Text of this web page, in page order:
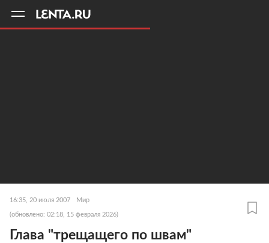
16:35, 20 июля 2007 Мир
(обновлено: 02:18, 15 февраля 2026)
Глава "трещащего по швам"